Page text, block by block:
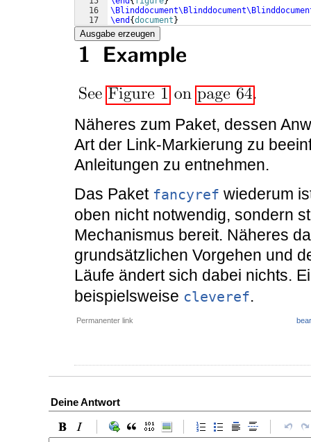
16
17
\end {document }
Ausgabe erzeugen
Näheres zum Paket, dessen
Art der Link-Markierung zu
Anleitungen zu entnehmen.
Das Paket fancyref wiederum
oben nicht notwendig, sondern
Mechanismus bereit. Näheres
grundsätzlichen Vorgehen und
Läufe ändert sich dabei nichts.
beispielsweise cleveref.
Permanenter link
Deine Antwort